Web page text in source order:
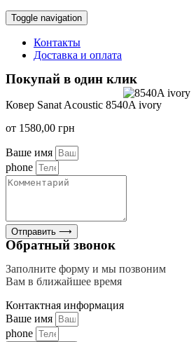
Toggle navigation
Контакты
Доставка и оплата
Покупай в один клик
Ковер Sanat Acoustic 8540A ivory
от 1580,00 грн
Ваше имя
phone
Отправить ⟶
Обратный звонок
Заполните форму и мы позвоним
Вам в ближайшее время
Контактная информация
Ваше имя
phone